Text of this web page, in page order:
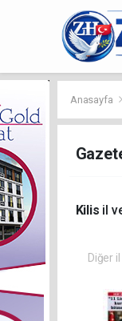
Anasayfa
Kilis il
Diğer